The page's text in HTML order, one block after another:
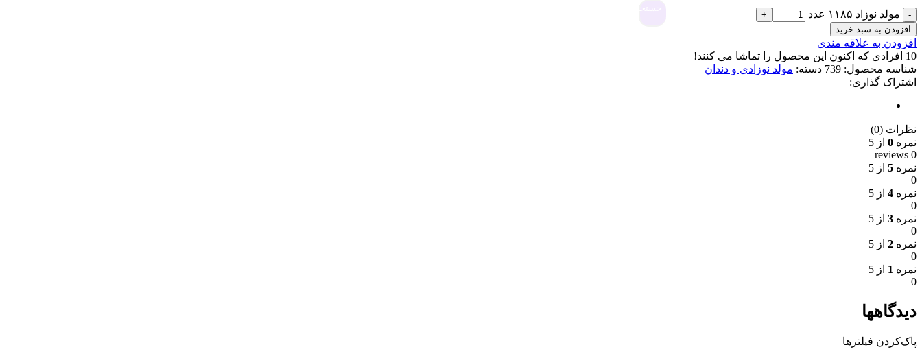
مولد نوزاد ۱۱۸۵ عدد
افزودن به سبد خرید
افزودن به علاقه مندی
10 افرادی که اکنون این محصول را تماشا می کنند!
شناسه محصول: 739 دسته: مولد نوزادی و دندان
اشتراک گذاری:
نظرات (0)
نمره 0 از 5
0 reviews
نمره 5 از 5
0
نمره 4 از 5
0
نمره 3 از 5
0
نمره 2 از 5
0
نمره 1 از 5
0
دیدگاهها
پاک‌کردن فیلترها